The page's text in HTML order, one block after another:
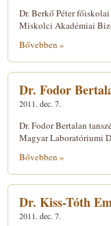
Dr. Berkő Péter
Miskolci Akadémiai
Bővebben »
Dr. Fodor
2011. dec. 7.
Dr. Fodor Bertalan
Magyar Laboratóriumi
Bővebben »
Dr. Kiss-Tóth
2011. dec. 7.